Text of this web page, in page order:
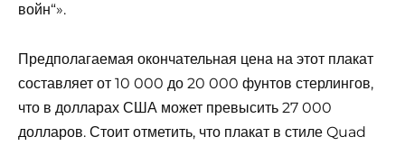
войн“».
Предполагаемая окончательная цена на этот плакат
составляет от 10 000 до 20 000 фунтов стерлингов,
что в долларах США может превысить 27 000
долларов. Стоит отметить, что плакат в стиле Quad